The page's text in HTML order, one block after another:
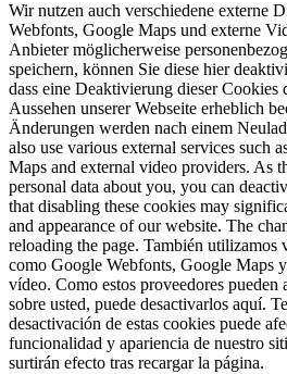
Wir nutzen auch verschiedene externe
Webfonts, Google Maps und externe
Anbieter möglicherweise
speichern, können Sie diese hier
dass eine Deaktivierung dieser Cookies
Aussehen unserer Webseite erheblich
Änderungen werden nach einem
also use various external services such
Maps and external video providers. As
personal data about you, you can
that disabling these cookies may
and appearance of our website. The
reloading the page. También utilizamos
como Google Webfonts, Google Maps
vídeo. Como estos proveedores pueden
sobre usted, puede desactivarlos aquí.
desactivación de estas cookies puede
funcionalidad y apariencia de nuestro
surtirán efecto tras recargar la página.